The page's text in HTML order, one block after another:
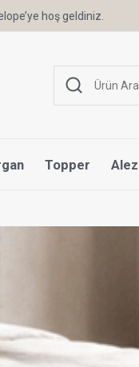
hoş geldiniz.
Topper Alez